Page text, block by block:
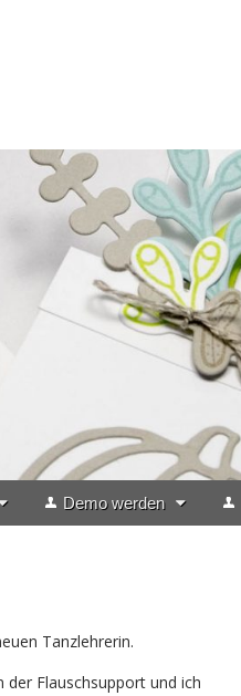
Demo werden
Tanzlehrerin.
Flauschsupport und ich